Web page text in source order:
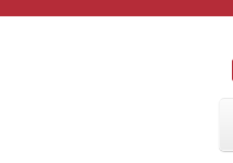
Overslaan en naar de inhoud gaan